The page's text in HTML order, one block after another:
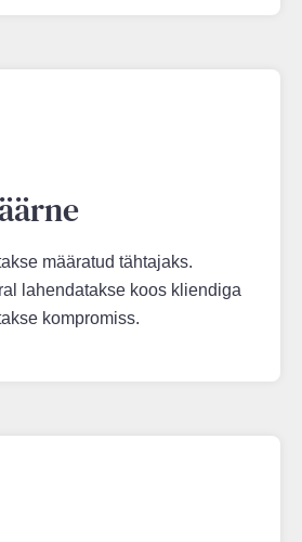
määratud tähtajaks.
lahendatakse koos kliendiga
kompromiss.